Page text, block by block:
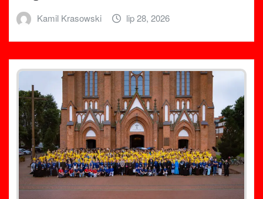
Kamil Krasowski lip 28, 2026